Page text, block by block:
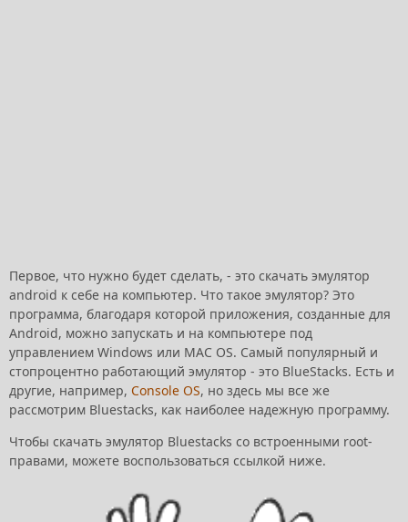
Первое, что нужно будет сделать, - это скачать эмулятор
android к себе на компьютер. Что такое эмулятор? Это
программа, благодаря которой приложения, созданные для
Android, можно запускать и на компьютере под
управлением Windows или MAC OS. Самый популярный и
стопроцентно работающий эмулятор - это BlueStacks. Есть и
другие, например, Console OS, но здесь мы все же
рассмотрим Bluestacks, как наиболее надежную программу.
Чтобы скачать эмулятор Bluestacks со встроенными root-
правами, можете воспользоваться ссылкой ниже.